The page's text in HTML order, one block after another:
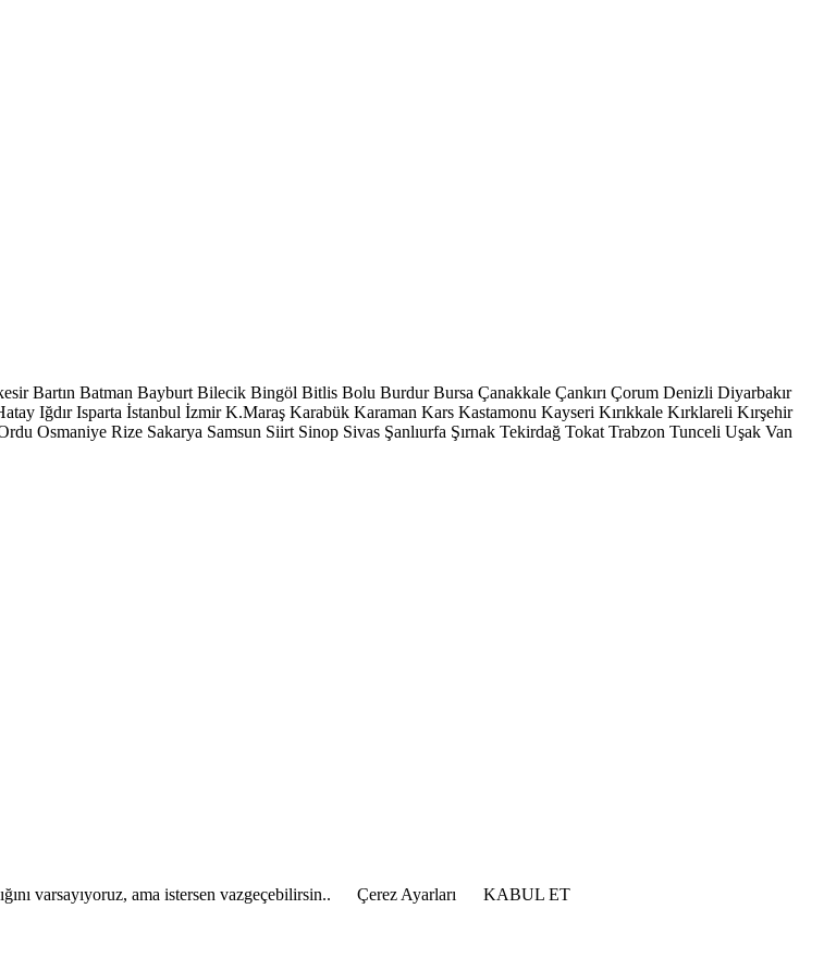
Bartın Batman Bayburt Bilecik Bingöl Bitlis Bolu Burdur Bursa Çanakkale Çankırı Çorum Denizli Diyarbakır
Iğdır Isparta İstanbul İzmir K.Maraş Karabük Karaman Kars Kastamonu Kayseri Kırıkkale Kırklareli Kırşehir
Osmaniye Rize Sakarya Samsun Siirt Sinop Sivas Şanlıurfa Şırnak Tekirdağ Tokat Trabzon Tunceli Uşak Van
varsayıyoruz, ama istersen vazgeçebilirsin..
Çerez Ayarları KABUL ET